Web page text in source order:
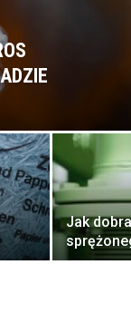
Jak